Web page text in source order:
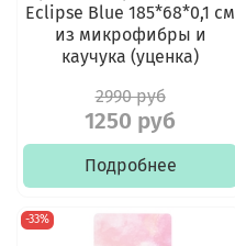
Eclipse Blue 185*68*0,1 см
из микрофибры и
каучука (уценка)
2990 руб
1250 руб
Подробнее
-33%